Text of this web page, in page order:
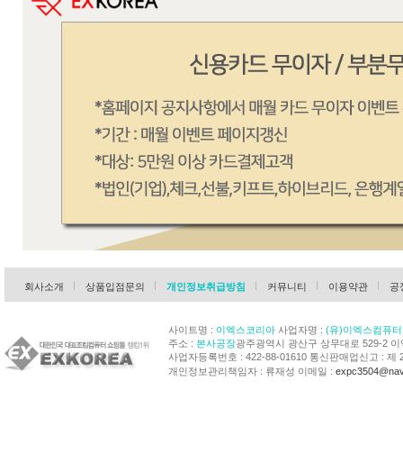
회사소개 상품입점문의 개인정보취급방침 커뮤니티 이용약관 공
사이트명 : 이엑스코리아사업자명 : (유)이엑스컴퓨터
주소 : 본사공장광주광역시 광산구 상무대로 529-2 이
사업자등록번호 : 422-88-01610 통신판매업신고 : 제
개인정보관리책임자 : 류재성 이메일 :